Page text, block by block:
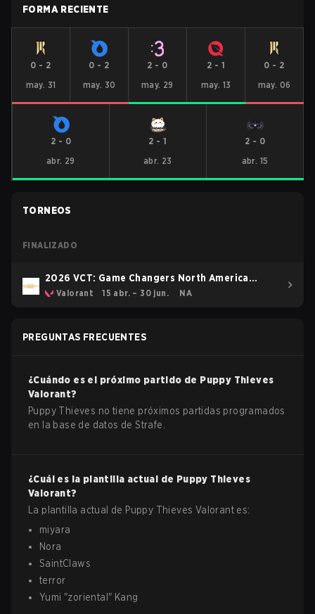
FORMA RECIENTE
0 - 2
may. 31
0 - 2
may. 30
2 - 0
may. 29
2 - 1
may. 13
0 - 2
may. 06
2 - 0
abr. 29
2 -1
abr. 23
2 - 0
abr. 15
TORNEOS
FINALIZADO
2026 VCT: Game Changers North America
Stage 1
Valorant 15 abr. – 30 jun. NA
PREGUNTAS FRECUENTES
¿Cuándo es el próximo partido de Puppy Thieves
Valorant?
Puppy Thieves no tiene próximos partidas programados
en la base de datos de Strafe.
¿Cuál es la plantilla actual de Puppy Thieves
Valorant?
La plantilla actual de Puppy Thieves Valorant es:
miyara
Nora
SaintClaws
terror
Yumi "zoriental " Kang